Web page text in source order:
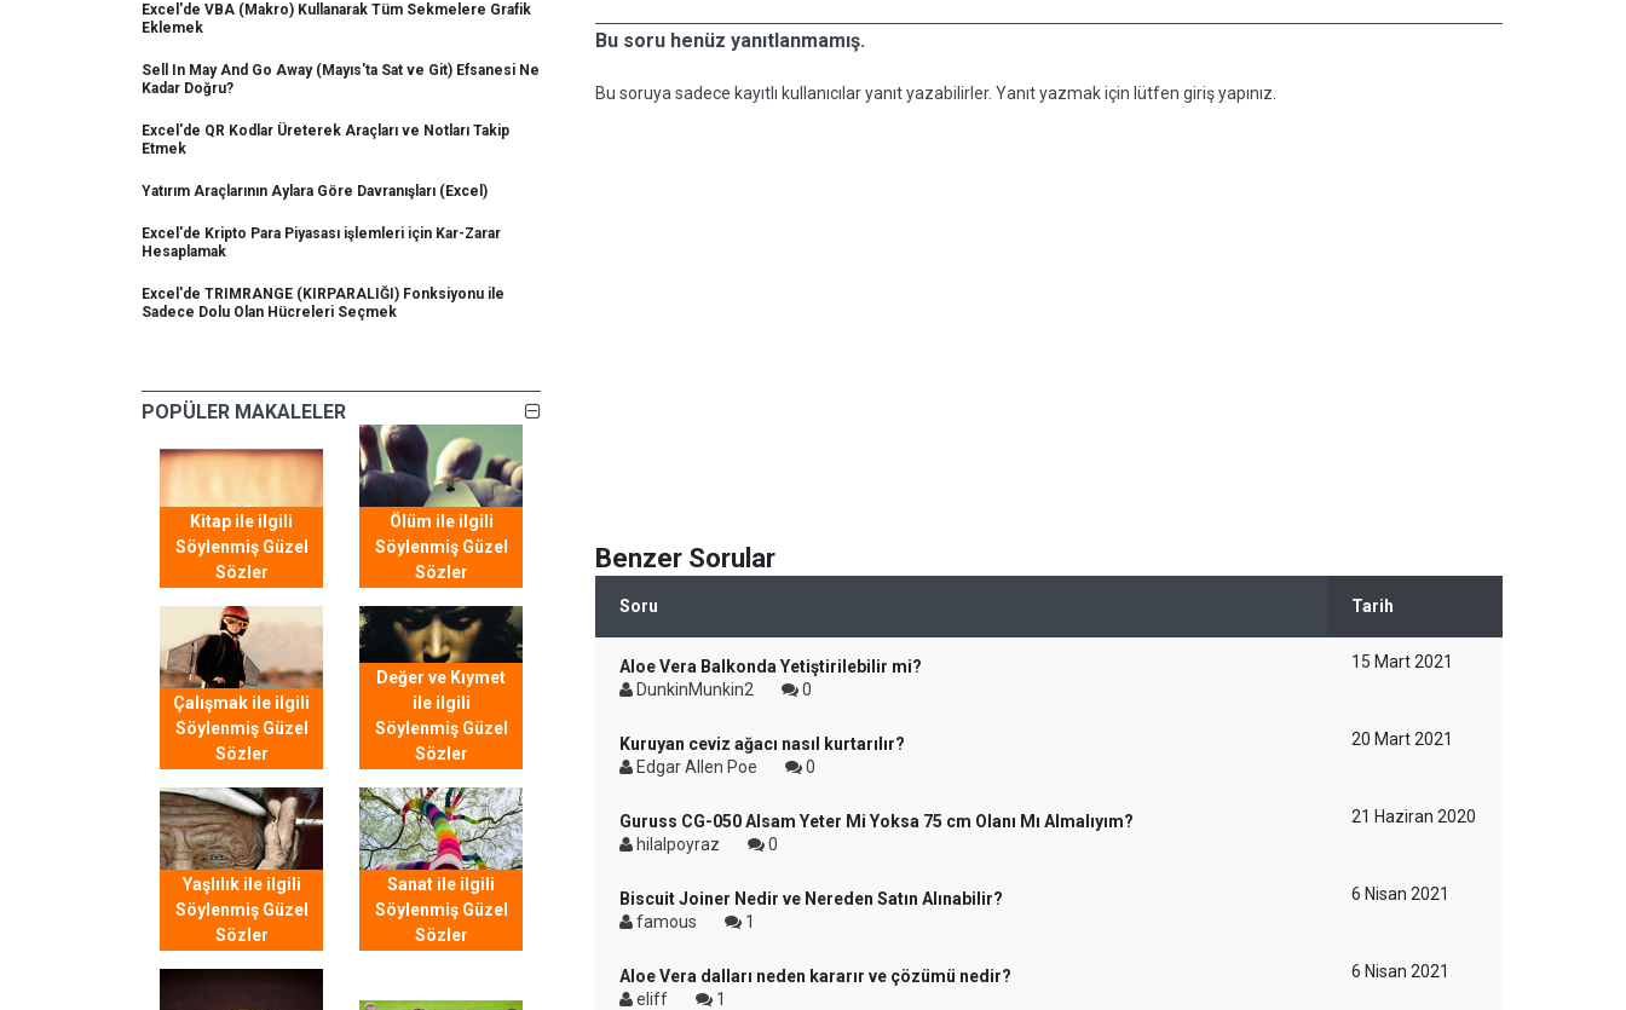
Excel'de VBA (Makro) Kullanarak Tüm Sekmelere Grafik
Eklemek
Sell In May And Go Away (Mayıs'ta Sat ve Git) Efsanesi Ne
Kadar Doğru?
Excel'de QR Kodlar Üreterek Araçları ve Notları Takip
Etmek
Yatırım Araçlarının Aylara Göre Davranışları (Excel)
Excel'de Kripto Para Piyasası işlemleri için Kar-Zarar
Hesaplamak
Excel'de TRIMRANGE (KIRPARALIĞI) Fonksiyonu ile
Sadece Dolu Olan Hücreleri Seçmek
POPÜLER MAKALELER
Kitap ile ilgili
Söylenmiş Güzel
Sözler
Ölüm ile ilgili
Söylenmiş Güzel
Sözler
Çalışmak ile ilgili
Söylenmiş Güzel
Sözler
Değer ve Kıymet
ile ilgili
Söylenmiş Güzel
Sözler
Yaşlılık ile ilgili
Söylenmiş Güzel
Sözler
Sanat ile ilgili
Söylenmiş Güzel
Sözler
Bu soru henüz yanıtlanmamış.
Bu soruya sadece kayıtlı kullanıcılar yanıt yazabilirler. Yanıt yazmak için lütfen giriş yapınız.
Benzer Sorular
Soru Tarih
Aloe Vera Balkonda Yetiştirilebilir mi?
DunkinMunkin2
0
15 Mart 2021
Kuruyan ceviz ağacı nasıl kurtarılır?
Edgar Allen Poe
0
20 Mart 2021
Guruss CG-050 Alsam Yeter Mi Yoksa 75 cm Olanı Mı Almalıyım?
hilalpoyraz
0
21 Haziran 2020
Biscuit Joiner Nedir ve Nereden Satın Alınabilir?
famous
1
6 Nisan 2021
Aloe Vera dalları neden kararır ve çözümü nedir?
eliff
1
6 Nisan 2021